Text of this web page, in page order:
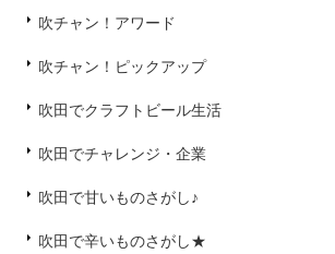
吹チャン！アワード
吹チャン！ピックアップ
吹田でクラフトビール生活
吹田でチャレンジ・企業
吹田で甘いものさがし♪
吹田で辛いものさがし★